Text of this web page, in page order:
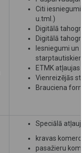
Citi
u.tml.)
Digitālā
Digitālā
Iesniegumi un
ETMK atļaujas
Vienreizējās
Brauciena
Speciālā
kravas
pasažieru